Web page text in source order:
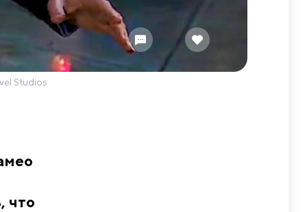
Studios
что